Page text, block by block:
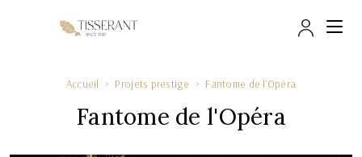
Accueil Projets prestige Fantome de l'Opéra
Fantome de l'Opéra